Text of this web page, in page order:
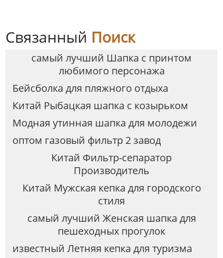
Связанный Поиск
самый лучший Шапка с принтом
любимого персонажа
Бейсболка для пляжного отдыха
Китай Рыбацкая шапка с козырьком
Модная утинная шапка для молодежи
оптом газовый фильтр 2 завод
Китай Фильтр-сепаратор
Производитель
Китай Мужская кепка для городского
стиля
самый лучший Женская шапка для
пешеходных прогулок
известный Летняя кепка для туризма